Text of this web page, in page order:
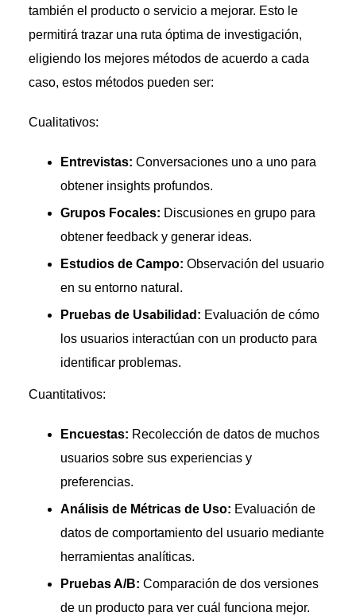
también el producto o servicio a mejorar. Esto le
permitirá trazar una ruta óptima de investigación,
eligiendo los mejores métodos de acuerdo a cada
caso, estos métodos pueden ser:
Cualitativos:
Entrevistas: Conversaciones uno a uno para
obtener insights profundos.
Grupos Focales: Discusiones en grupo para
obtener feedback y generar ideas.
Estudios de Campo: Observación del usuario
en su entorno natural.
Pruebas de Usabilidad: Evaluación de cómo
los usuarios interactúan con un producto para
identificar problemas.
Cuantitativos:
Encuestas: Recolección de datos de muchos
usuarios sobre sus experiencias y
preferencias.
Análisis de Métricas de Uso: Evaluación de
datos de comportamiento del usuario mediante
herramientas analíticas.
Pruebas A/B: Comparación de dos versiones
de un producto para ver cuál funciona mejor.